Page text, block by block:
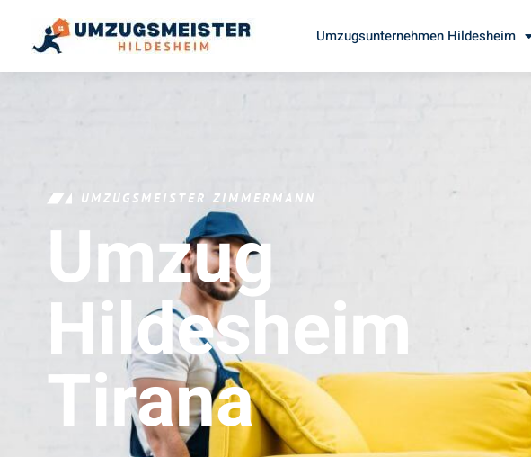
Umzugsunternehmen Hildesheim
UMZUGSMEISTER ZIMMERMANN
Umzug
Hildesheim
Tirana